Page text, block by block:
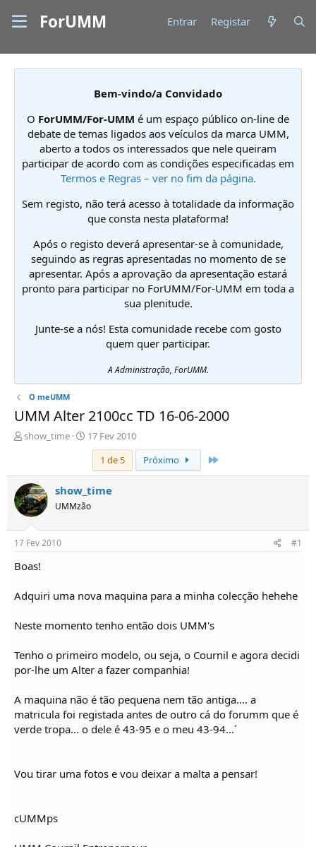
ForUMM Entrar Registar
Bem-vindo/a Convidado
O ForUMM/For-UMM é um espaço público on-line de
debate de temas ligados aos veículos da marca UMM,
aberto a todos os interessados que nele queiram
participar de acordo com as condições especificadas em
Termos e Regras – ver no fim da página.
Sem registo, não terá acesso à totalidade da informação
que consta nesta plataforma!
Após o registo deverá apresentar-se à comunidade,
seguindo as regras apresentadas no momento de se
apresentar. Após a aprovação da apresentação estará
pronto para participar no ForUMM/For-UMM em toda a
sua plenitude.
Junte-se a nós! Esta comunidade recebe com gosto
quem quer participar.
A Administração, ForUMM.
O meUMM
UMM Alter 2100cc TD 16-06-2000
I
c
i
a
d
r
d
e
p
c
s
show_time
D
a
d
e
i
17 Fev 2010
1 de 5
Próximo
show_time
UMMzão
17 Fev 2010 #1
Boas!
Adquiri uma nova maquina para a minha colecção hehehe
Neste momento tenho então dois UMM's
Tenho o primeiro modelo, ou seja, o Cournil e agora decidi
por-lhe um Alter a fazer companhia!
A maquina não é tão pequena nem tão antiga.... a
matricula foi registada antes de outro cá do forumm que é
verde tropa... o dele é 43-95 e o meu 43-94...´
Vou tirar uma fotos e vou deixar a malta a pensar!
cUMMps